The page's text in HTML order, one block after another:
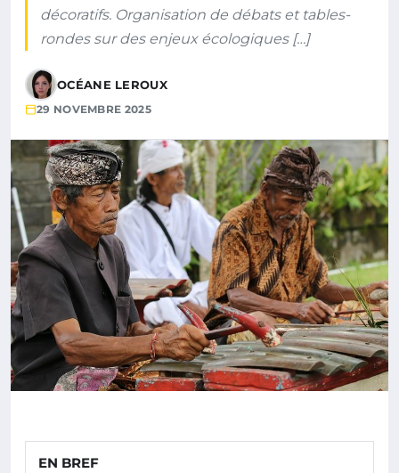
décoratifs. Organisation de débats et tables-
rondes sur des enjeux écologiques […]
OCÉANE LEROUX
29 NOVEMBRE 2025
EN BREF